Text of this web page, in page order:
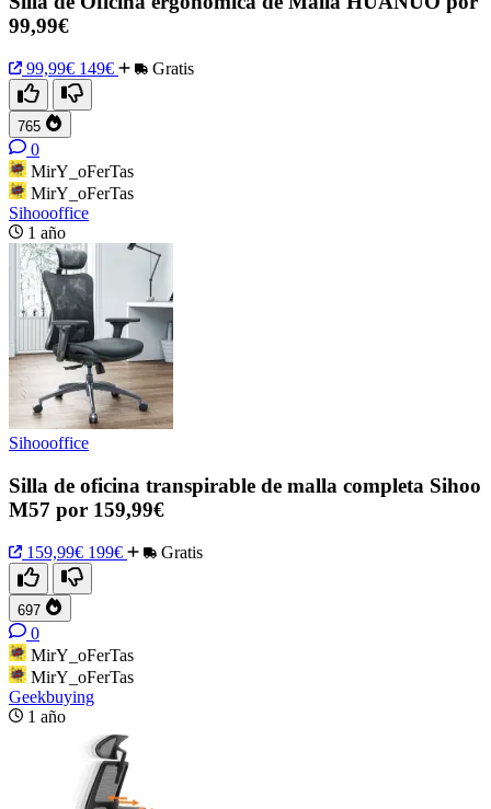
99,99€
99,99€ 149€ Gratis
765
0
MirY_oFerTas
MirY_oFerTas
Sihoooffice
1 año
Sihoooffice
Silla de oficina transpirable de malla completa Sihoo
M57 por 159,99€
159,99€ 199€ Gratis
697
0
MirY_oFerTas
MirY_oFerTas
Geekbuying
1 año